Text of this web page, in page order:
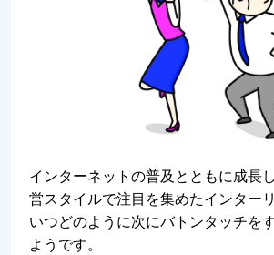
インターネットの普及とともに成長
営スタイルで注目を集めたインター
いつどのように次にバトンタッチを
ようです。